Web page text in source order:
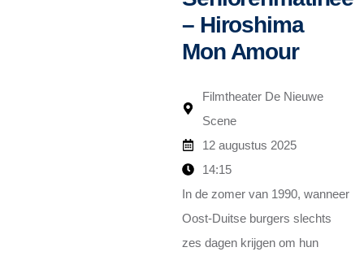
– Hiroshima
Mon Amour
Filmtheater De Nieuwe
Scene
12 augustus 2025
14:15
In de zomer van 1990, wanneer
Oost-Duitse burgers slechts
zes dagen krijgen om hun